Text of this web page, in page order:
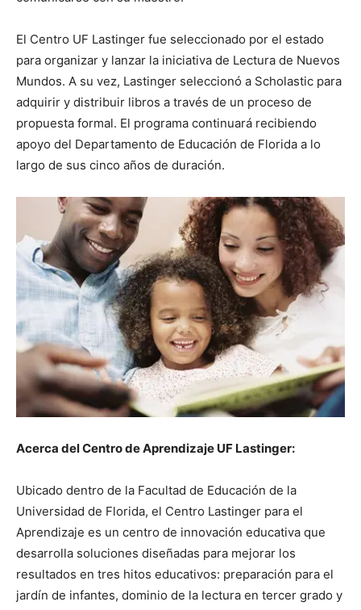
El Centro UF Lastinger fue seleccionado por el estado
para organizar y lanzar la iniciativa de Lectura de Nuevos
Mundos. A su vez, Lastinger seleccionó a Scholastic para
adquirir y distribuir libros a través de un proceso de
propuesta formal. El programa continuará recibiendo
apoyo del Departamento de Educación de Florida a lo
largo de sus cinco años de duración.
Acerca del Centro de Aprendizaje UF Lastinger:
Ubicado dentro de la Facultad de Educación de la
Universidad de Florida, el Centro Lastinger para el
Aprendizaje es un centro de innovación educativa que
desarrolla soluciones diseñadas para mejorar los
resultados en tres hitos educativos: preparación para el
jardín de infantes, dominio de la lectura en tercer grado y